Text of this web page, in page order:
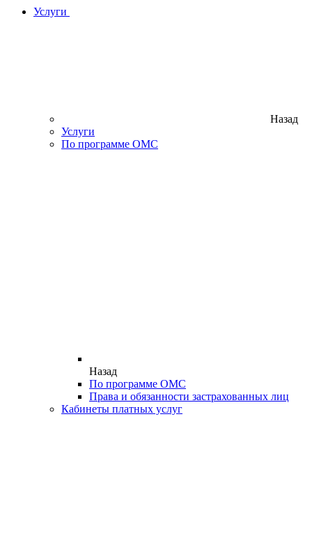
Услуги
Назад
Услуги
По программе ОМС
Назад
По программе ОМС
Права и обязанности застрахованных лиц
Кабинеты платных услуг